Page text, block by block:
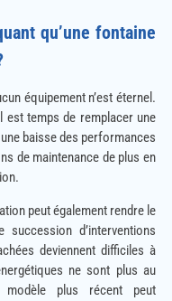
qu’une fontaine
équipement n’est éternel.
est temps de remplacer une
baisse des performances
de maintenance de plus en
peut également rendre le
succession d’interventions
deviennent difficiles à
ne sont plus au
modèle plus récent peut